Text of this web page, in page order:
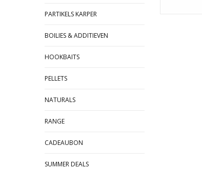
PARTIKELS KARPER
BOILIES & ADDITIEVEN
HOOKBAITS
PELLETS
NATURALS
RANGE
CADEAUBON
SUMMER DEALS